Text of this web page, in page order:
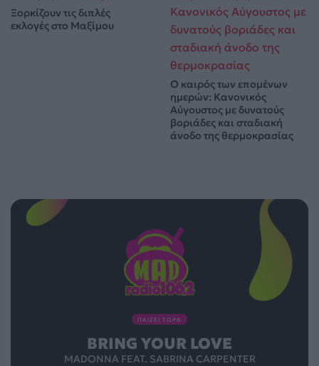
Ξορκίζουν τις διπλές
εκλογές στο Μαξίμου
Ο καιρός των επομένων
ημερών: Κανονικός
Αύγουστος με δυνατούς
βοριάδες και σταδιακή
άνοδο της θερμοκρασίας
ΠΑΙΖΕΙ ΤΩΡΑ
BRING YOUR LOVE
MADONNA FEAT. SABRINA CARPENTER